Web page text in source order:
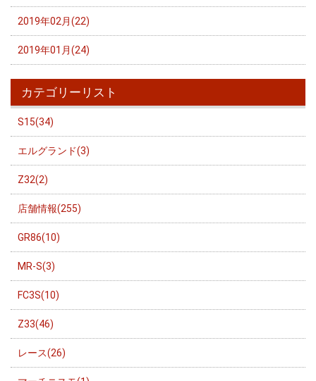
2019年02月(22)
2019年01月(24)
カテゴリーリスト
S15(34)
エルグランド(3)
Z32(2)
店舗情報(255)
GR86(10)
MR-S(3)
FC3S(10)
Z33(46)
レース(26)